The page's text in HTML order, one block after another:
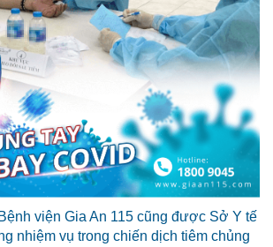
viện Gia An 115 cũng được Sở Y tế
nhiệm vụ trong chiến dịch tiêm chủng